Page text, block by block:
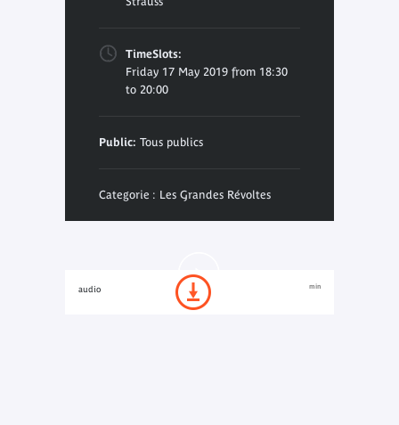
TimeSlots:
Friday 17 May 2019 from 18:30
to 20:00
Public: Tous publics
Categorie : Les Grandes Révoltes
audio min